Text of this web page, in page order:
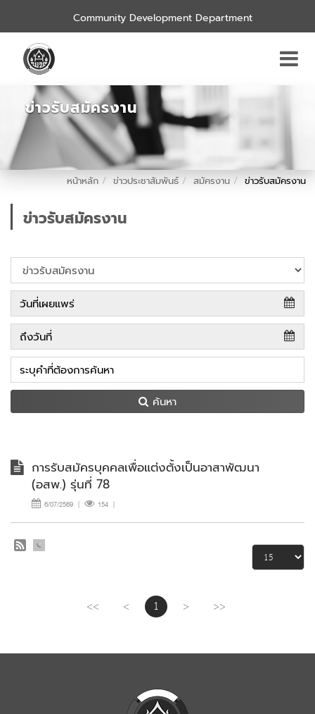
Community Development Department
ข่าวรับสมัครงาน
หน้าหลัก ข่าวประชาสัมพันธ์ สมัครงาน ข่าวรับสมัครงาน
ข่าวรับสมัครงาน
ค้นหา
การรับสมัครบุคคลเพื่อแต่งตั้งเป็นอาสาพัฒนา
(อสพ.) รุ่นที่ 78
6/07/2569 | 154 |
<< < 1 > >>